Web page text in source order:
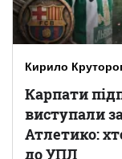
Кирило
Карпати
виступали
Атлетико:
до УПЛ